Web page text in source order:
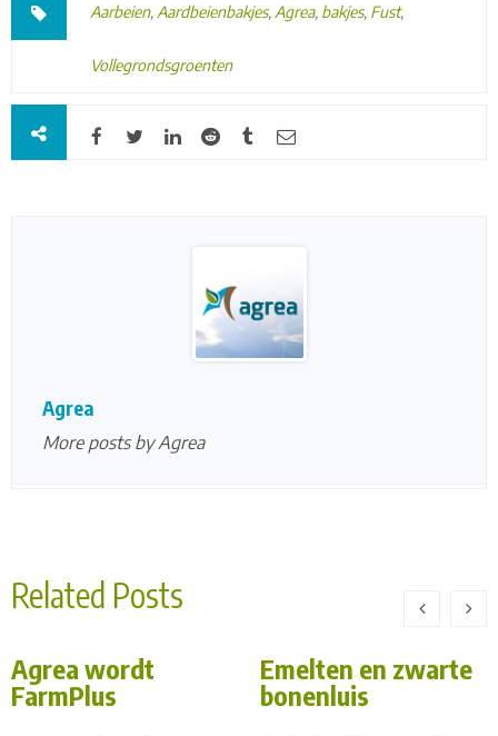
Aarbeien, Aardbeienbakjes, Agrea, bakjes, Fust,
Vollegrondsgroenten
Agrea
More posts by Agrea
Related Posts
Agrea wordt
FarmPlus
Emelten en zwarte
bonenluis